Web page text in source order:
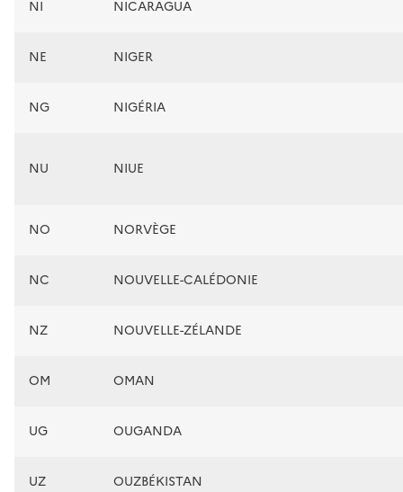
NI NICARAGUA
NE NIGER
NG NIGÉRIA
NU NIUE
NO NORVÈGE
NC NOUVELLE-CALÉDONIE
NZ NOUVELLE-ZÉLANDE
OM OMAN
UG OUGANDA
UZ OUZBÉKISTAN